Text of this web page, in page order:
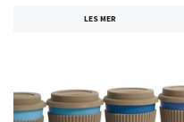
LES MER